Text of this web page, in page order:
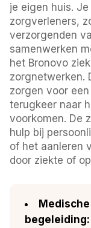
je eigen huis.
zorgverleners,
verzorgenden
samenwerken
het Bronovo
zorgnetwerken.
zorgen voor
terugkeer naar
voorkomen. De
hulp bij
of het aanleren
door ziekte of
begeleiding: